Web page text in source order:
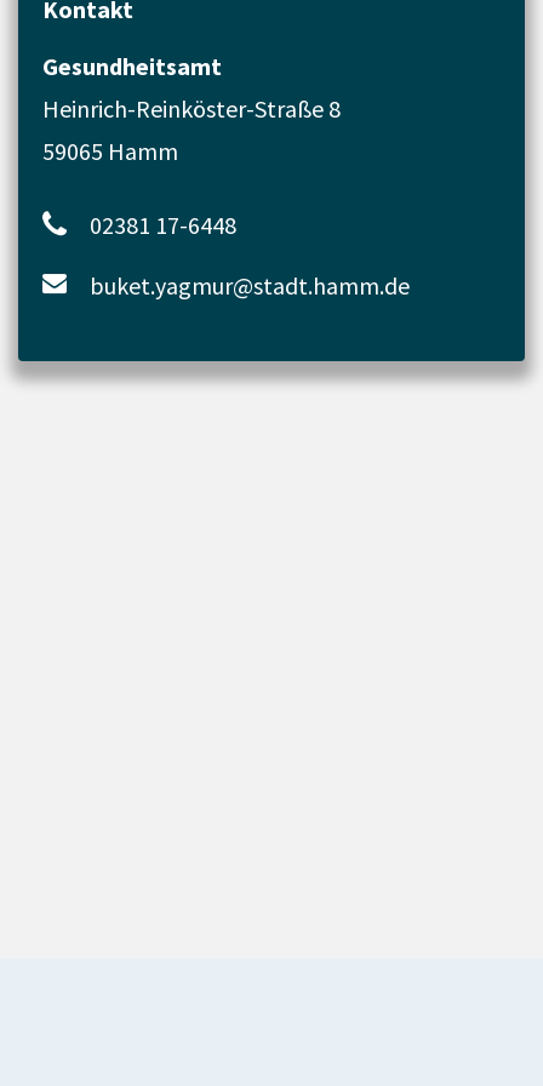
Kontakt
Gesundheitsamt
Heinrich-Reinköster-Straße 8
59065 Hamm
02381 17-6448
buket.yagmur@stadt.hamm.de